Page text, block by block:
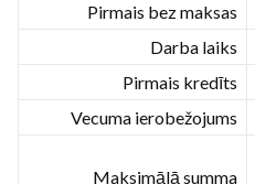
Pirmais bez maksas
Darba laiks
Pirmais kredīts
Vecuma ierobežojums
Maksimālā summa